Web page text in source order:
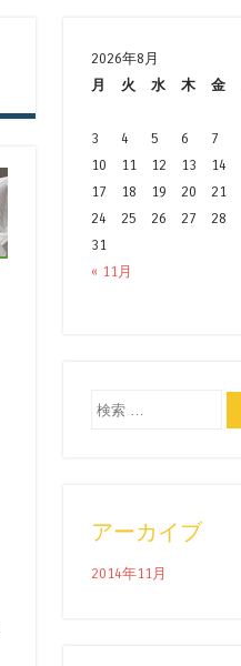
2026年8月
月
火 水 木 金
« 11月
3
4 5 6 7
10
11 12 13 14
17
18 19 20 21
24
25 26 27 28
31
検索
アーカイブ
2014年11月